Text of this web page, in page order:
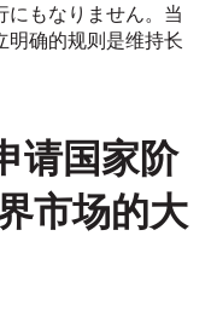
にもなりません。当
明确的规则是维持长
请国家阶
市场的大